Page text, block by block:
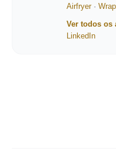
Airfryer· Wrap
Ver todos os
LinkedIn